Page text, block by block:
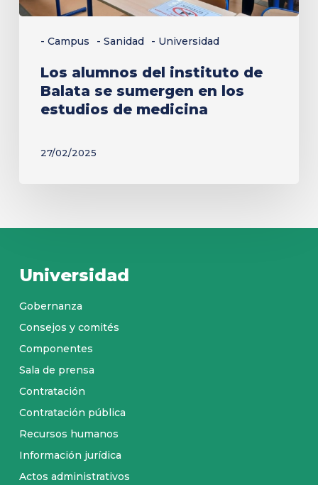
- Campus - Sanidad - Universidad
en
medicina
Los alumnos del instituto de
Balata se sumergen en los
estudios de medicina
27/02/2025
Universidad
Gobernanza
Consejos y comités
Componentes
Sala de prensa
Contratación
Contratación pública
Recursos humanos
Información jurídica
Actos administrativos